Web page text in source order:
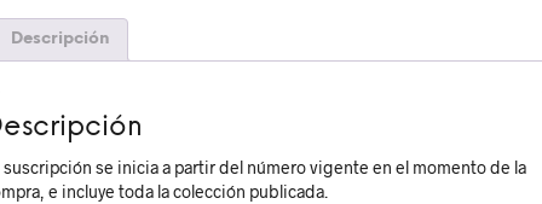
Descripción
suscripción se inicia a partir del número vigente en el momento de la
e incluye toda la colección publicada.